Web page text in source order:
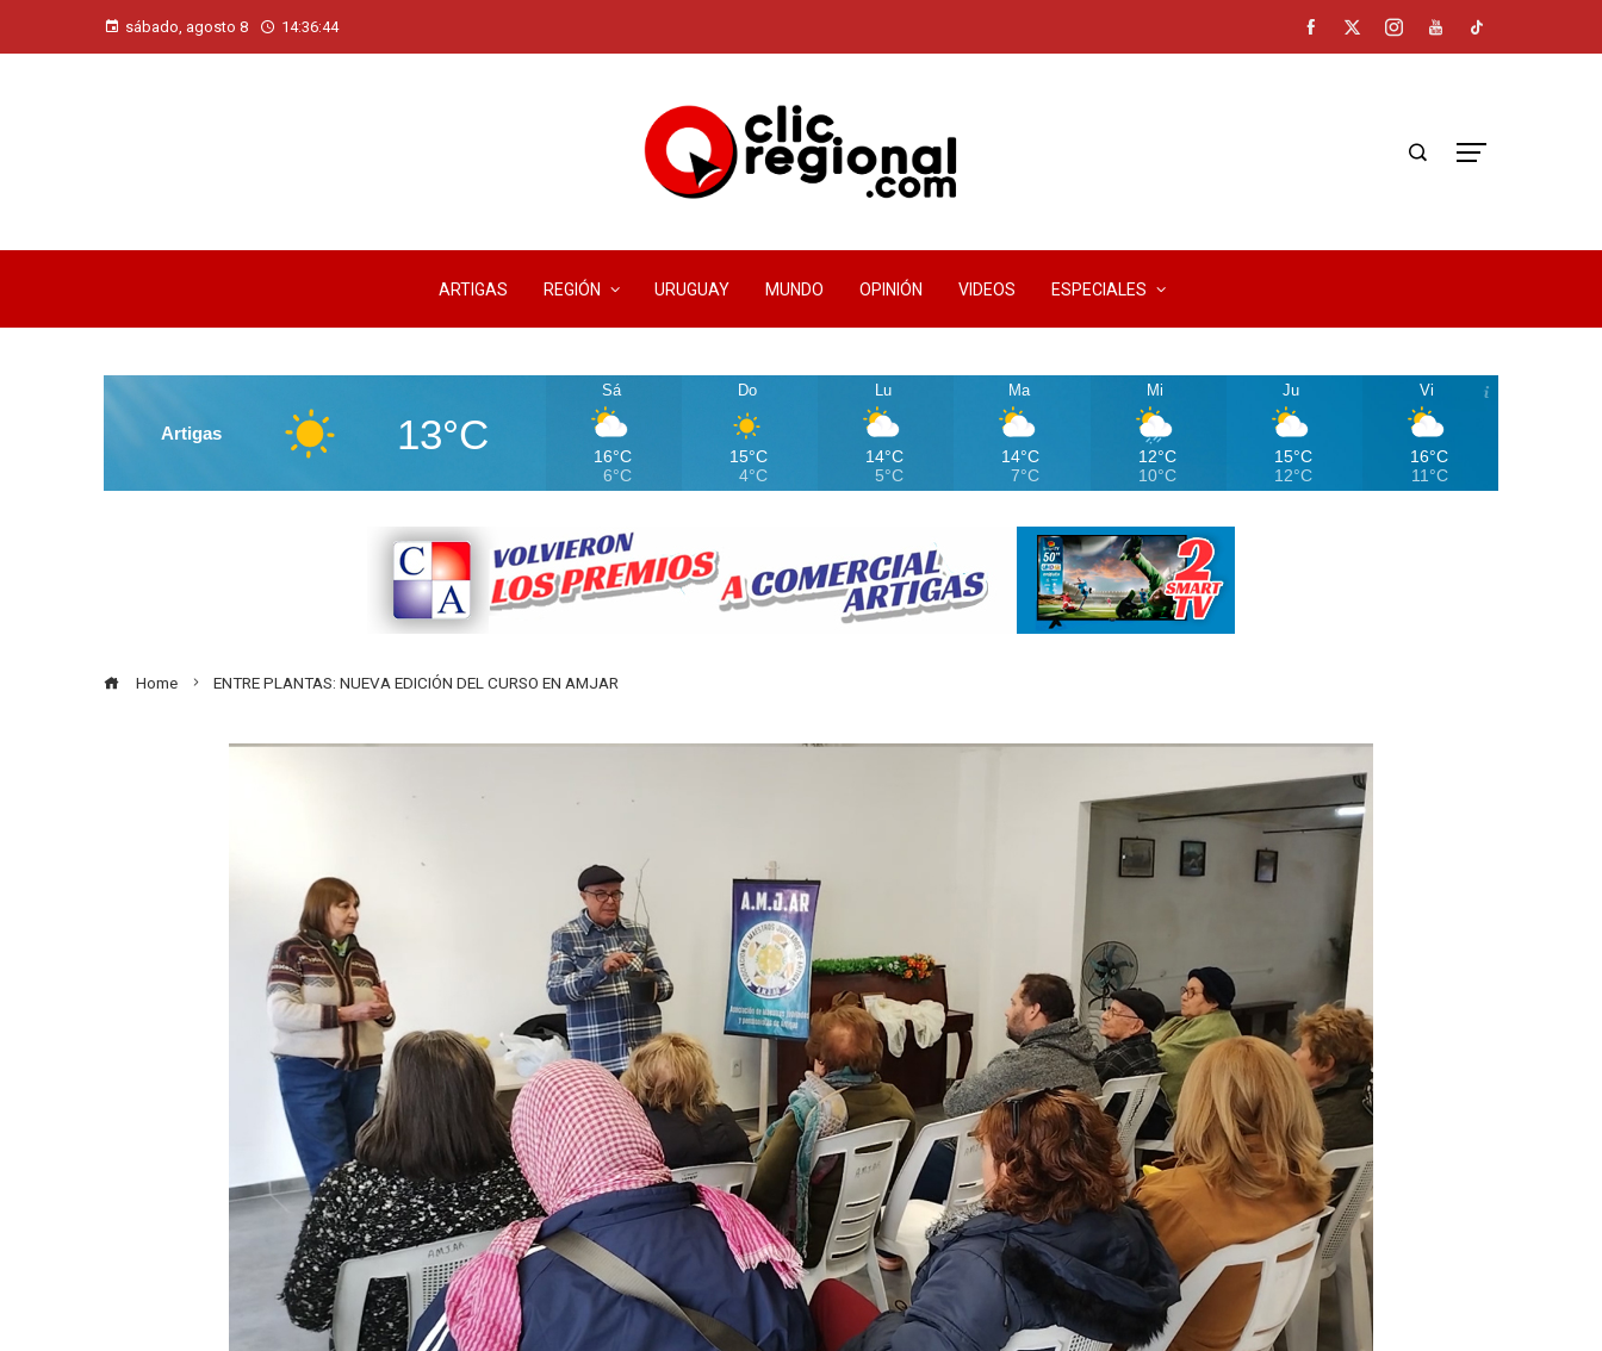
sábado, agosto 8 14:36:45
ARTIGAS REGIÓN URUGUAY MUNDO OPINIÓN VIDEOS ESPECIALES
Artigas 13°C
Sá
16°C
6°C
Do
15°C
4°C
Lu
14°C
5°C
Ma
14°C
7°C
Mi
12°C
10°C
Ju
15°C
12°C
Vi
16°C
11°C
Home ENTRE PLANTAS: NUEVA EDICIÓN DEL CURSO EN AMJAR